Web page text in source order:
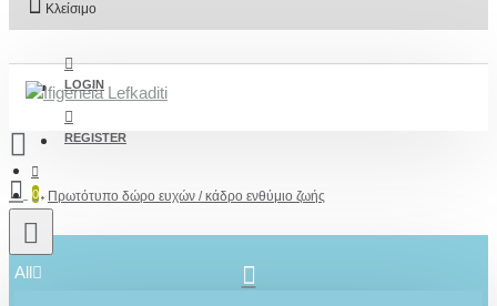
Κλείσιμο
LOGIN
REGISTER
0
All
Πρωτότυπο δώρο ευχών / κάδρο ενθύμιο ζωής